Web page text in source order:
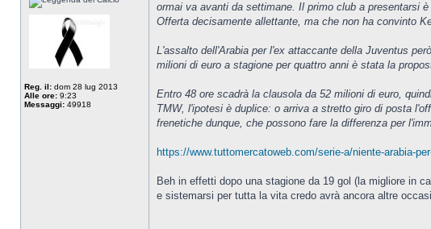
Reg. il: dom 28 lug 2013
Alle ore: 9:23
Messaggi: 49918
ormai va avanti da settimane. Il primo club a presentarsi
Offerta decisamente allettante, ma che non ha convinto
L'assalto dell'Arabia per l'ex attaccante della Juventus
milioni di euro a stagione per quattro anni è stata la
Entro 48 ore scadrà la clausola da 52 milioni di euro,
TMW, l'ipotesi è duplice: o arriva a stretto giro di posta
frenetiche dunque, che possono fare la differenza per
https://www.tuttomercatoweb.com/serie-a/niente-arabia-
Beh in effetti dopo una stagione da 19 gol (la migliore in
e sistemarsi per tutta la vita credo avrà ancora altre